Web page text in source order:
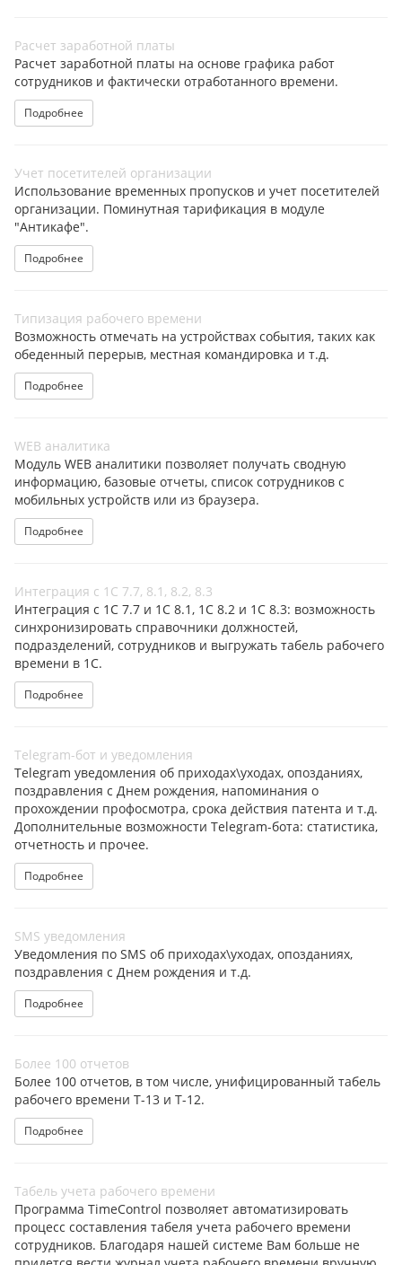
Расчет заработной платы
Расчет заработной платы на основе графика работ
сотрудников и фактически отработанного времени.
Подробнее
Учет посетителей организации
Использование временных пропусков и учет посетителей
организации. Поминутная тарификация в модуле
"Антикафе".
Подробнее
Типизация рабочего времени
Возможность отмечать на устройствах события, таких как
обеденный перерыв, местная командировка и т.д.
Подробнее
WEB аналитика
Модуль WEB аналитики позволяет получать сводную
информацию, базовые отчеты, список сотрудников с
мобильных устройств или из браузера.
Подробнее
Интеграция с 1С 7.7, 8.1, 8.2, 8.3
Интеграция с 1С 7.7 и 1С 8.1, 1С 8.2 и 1С 8.3: возможность
синхронизировать справочники должностей,
подразделений, сотрудников и выгружать табель рабочего
времени в 1С.
Подробнее
Telegram-бот и уведомления
Telegram уведомления об приходах\уходах, опозданиях,
поздравления с Днем рождения, напоминания о
прохождении профосмотра, срока действия патента и т.д.
Дополнительные возможности Telegram-бота: статистика,
отчетность и прочее.
Подробнее
SMS уведомления
Уведомления по SMS об приходах\уходах, опозданиях,
поздравления с Днем рождения и т.д.
Подробнее
Более 100 отчетов
Более 100 отчетов, в том числе, унифицированный табель
рабочего времени Т-13 и Т-12.
Подробнее
Табель учета рабочего времени
Программа TimeControl позволяет автоматизировать
процесс составления табеля учета рабочего времени
сотрудников. Благодаря нашей системе Вам больше не